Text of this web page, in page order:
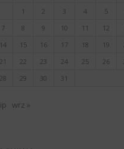
1
2 3 4 5
7
8 9 10 11 12
14
15 16 17 18 19
21
22 23 24 25 26
28
29 30 31
wrz »